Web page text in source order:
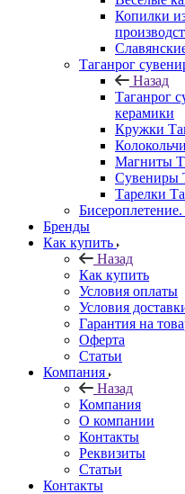
Копилки
Таганрог
Назад
Таганрог
керамики
Кружки
Магниты
Сувениры
Тарелки
Бренды
Как купить
Назад
Как купить
Условия оплаты
Условия
Гарантия на
Оферта
Статьи
Компания
Назад
Компания
О компании
Контакты
Реквизиты
Статьи
Контакты